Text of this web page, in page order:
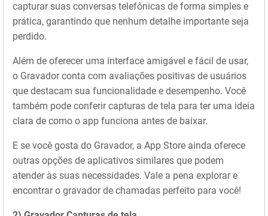
capturar suas conversas telefônicas de forma simples e
prática, garantindo que nenhum detalhe importante seja
perdido.
Além de oferecer uma interface amigável e fácil de usar,
o Gravador conta com avaliações positivas de usuários
que destacam sua funcionalidade e desempenho. Você
também pode conferir capturas de tela para ter uma ideia
clara de como o app funciona antes de baixar.
E se você gosta do Gravador, a App Store ainda oferece
outras opções de aplicativos similares que podem
atender às suas necessidades. Vale a pena explorar e
encontrar o gravador de chamadas perfeito para você!